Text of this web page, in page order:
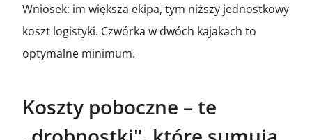
Wniosek: im większa ekipa, tym niższy jednostkowy
koszt logistyki. Czwórka w dwóch kajakach to
optymalne minimum.
Koszty poboczne – te